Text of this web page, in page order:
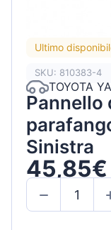
Ultimo
SKU: 810383-4
TOYOTA
Pannello
Sinistra
45,85€